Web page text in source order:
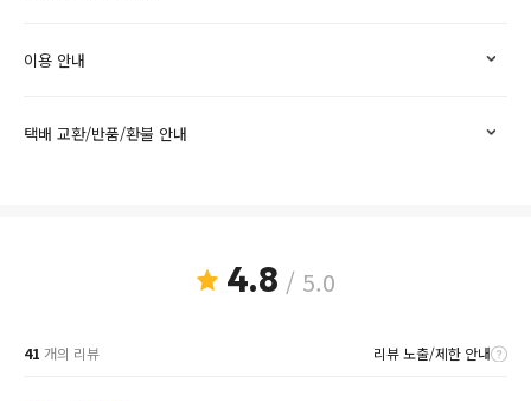
이용 안내
택배 교환/반품/환불 안내
4.8 / 5.0
41 개의 리뷰 리뷰 노출/제한 안내